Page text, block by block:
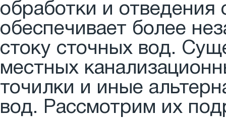
обработки и
обеспечивает более
стоку сточных вод.
местных
точилки и иные
вод. Рассмотрим их